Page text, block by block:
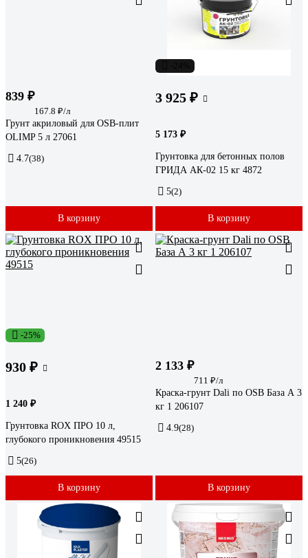
839 ₽
167.8 ₽/л
Грунт акриловый для OSB-плит
OLIMP 5 л 27061
4.7(38)
В корзину
3 925 ₽
5 173 ₽
Грунтовка для бетонных полов
ГРИДА АК-02 15 кг 4872
5(2)
В корзину
-25%
930 ₽
1 240 ₽
Грунтовка ROX ПРО 10 л,
глубокого проникновения 49515
5(26)
В корзину
2 133 ₽
711 ₽/л
Краска-грунт Dali по OSB База А 3
кг 1 206107
4.9(28)
В корзину